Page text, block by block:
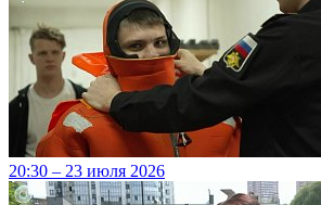
20:30 – 23 июля 2026